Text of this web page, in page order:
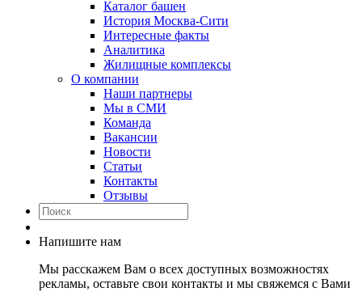
Каталог башен
История Москва-Сити
Интересные факты
Аналитика
Жилищные комплексы
О компании
Наши партнеры
Мы в СМИ
Команда
Вакансии
Новости
Статьи
Контакты
Отзывы
Напишите нам
Мы расскажем Вам о всех доступных возможностях
рекламы, оставьте свои контакты и мы свяжемся с Вами